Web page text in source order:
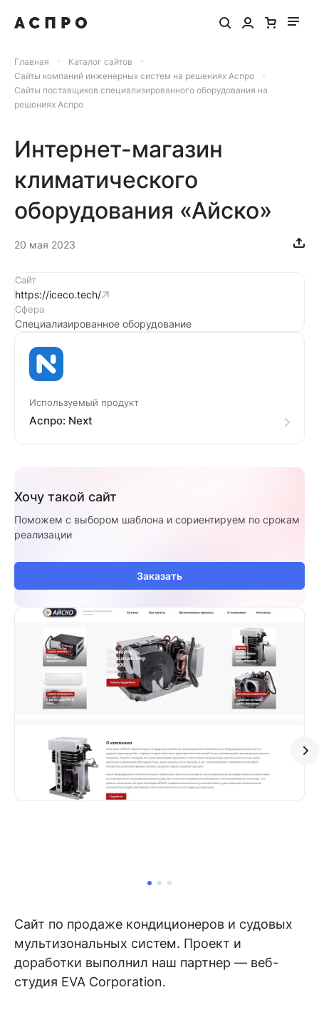
Главная
Каталог сайтов
Сайты компаний инженерных систем на решениях Аспро
Сайты поставщиков специализированного оборудования на
решениях Аспро
Интернет-магазин
климатического
оборудования «Айско»
20 мая 2023
Сайт по продаже кондиционеров и судовых
мультизональных систем. Проект и
доработки выполнил наш партнер — веб-
студия EVA Corporation.
Сайт
https://iceco.tech/
Сфера
Специализированное оборудование
Используемый продукт
Аспро: Next
Хочу такой сайт
Поможем с выбором шаблона и сориентируем по срокам
реализации
Заказать